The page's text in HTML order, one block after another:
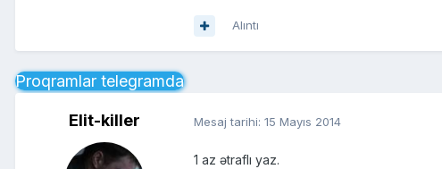
Alıntı
Proqramlar telegramda
Elit-killer Mesaj tarihi: 15 Mayıs 2014
1 az ətraflı yaz.